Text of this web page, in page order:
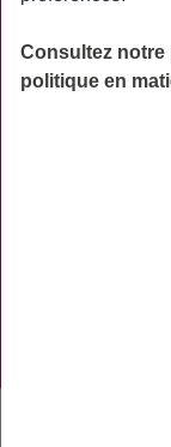
Consultez
politique en